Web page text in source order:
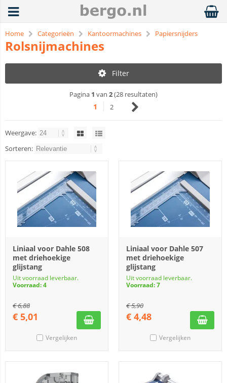
Home Categorieën Kantoormachines Papiersnijders
Rolsnijmachines
Filter
Pagina 1 van 2(28 resultaten)
1 2
Weergave:
Sorteren:
Liniaal voor Dahle 508
met driehoekige
glijstang
Uit voorraad leverbaar.
Voorraad: 4
€6,88
€ 5,01
Vergelijken
Liniaal voor Dahle 507
met driehoekige
glijstang
Uit voorraad leverbaar.
Voorraad: 7
€5,90
€ 4,48
Vergelijken